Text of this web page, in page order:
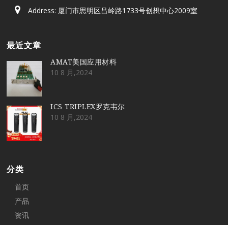
Address: 厦门市思明区吕岭路1733号创想中心2009室
最近文章
AMAT美国应用材料
10 8 月,2024
ICS TRIPLEX罗克韦尔
10 8 月,2024
分类
首页
产品
资讯